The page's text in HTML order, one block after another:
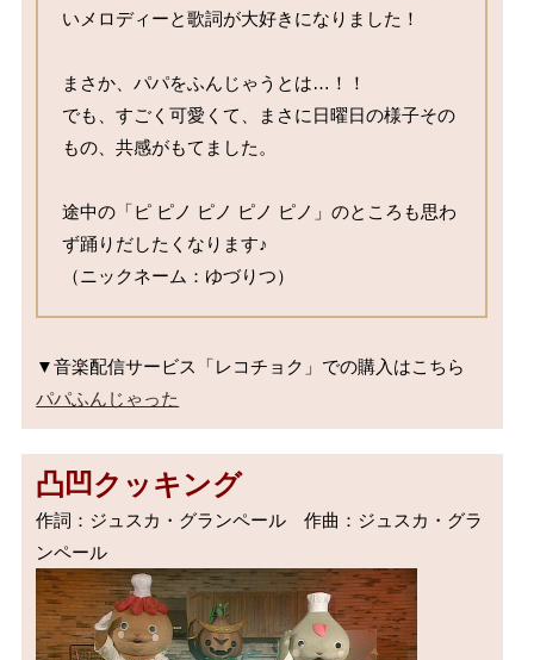
いメロディーと歌詞が大好きになりました！
まさか、パパをふんじゃうとは…！！
でも、すごく可愛くて、まさに日曜日の様子その
もの、共感がもてました。
途中の「ピ ピノ ピノ ピノ ピノ」のところも思わ
ず踊りだしたくなります♪
（ニックネーム：ゆづりつ）
パパふんじゃった
凸凹クッキング
作詞：ジュスカ・グランペール　作曲：ジュスカ・グラ